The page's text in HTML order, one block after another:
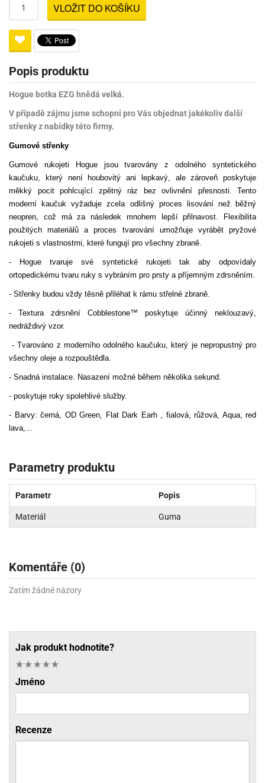
VLOŽIT DO KOŠÍKU
Popis produktu
Hogue botka EZG hnědá velká.
V případě zájmu jsme schopni pro Vás objednat jakékoliv další
střenky z nabídky této firmy.
Gumové střenky
Gumové rukojeti Hogue jsou tvarovány z odolného syntetického
kaučuku, který není houbovitý ani lepkavý, ale zároveň poskytuje
měkký pocit pohlcující zpětný ráz bez ovlivnění přesnosti. Tento
moderní kaučuk vyžaduje zcela odlišný proces lisování než běžný
neopren, což má za následek mnohem lepší přilnavost. Flexibilita
použitých materiálů a proces tvarování umožňuje vyrábět pryžové
rukojeti s vlastnostmi, které fungují pro všechny zbraně.
- Hogue tvaruje své syntetické rukojeti tak aby odpovídaly
ortopedickému tvaru ruky s vybráním pro prsty a příjemným zdrsněním.
- Střenky budou vždy těsně přiléhat k rámu střelné zbraně.
- Textura zdrsnění Cobblestone™ poskytuje účinný neklouzavý,
nedráždivý vzor.
- Tvarováno z moderního odolného kaučuku, který je nepropustný pro
všechny oleje a rozpouštědla.
- Snadná instalace. Nasazení možné během několika sekund.
- poskytuje roky spolehlivé služby.
- Barvy: černá, OD Green, Flat Dark Earh , fialová, růžová, Aqua, red
lava,...
Parametry produktu
Parametr Popis
Materiál Guma
Komentáře (0)
Zatím žádné názory
Jak produkt hodnotíte?
Jméno
Recenze